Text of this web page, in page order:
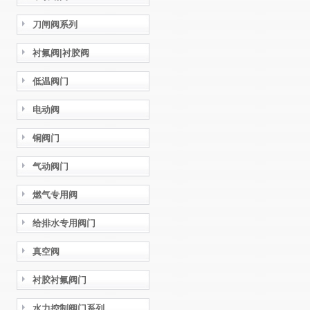
刀闸阀系列
衬氟阀|衬胶阀
低温阀门
电动阀
铜阀门
气动阀门
燃气专用阀
给排水专用阀门
真空阀
衬胶衬氟阀门